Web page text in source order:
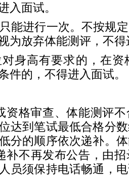
入面试。
能进行一次。不按规
为放弃体能测评，不
身高有要求的，在
件的，不得进入面试。
资格审查、体能测评
达到笔试最低合格分
分的顺序依次递补。
补不再发布公告，由
员须保持电话畅通，